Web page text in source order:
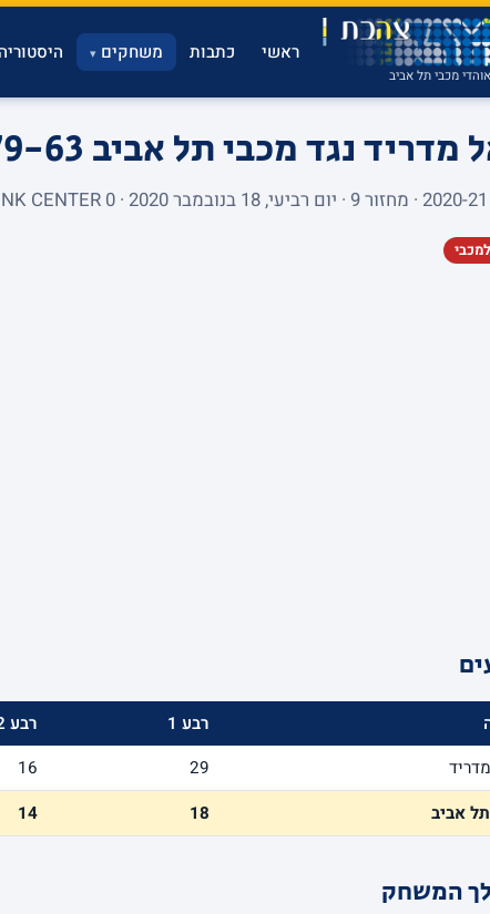
מכבי תל אביב
ראשי כתבות משחקים▾
מדריד נגד מכבי תל אביב 63
רבע 1 רבע 2
29
16
אביב
18
14
המשחק